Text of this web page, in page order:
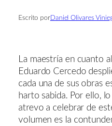
Escrito porDaniel Olivares
La maestría en cuanto
Eduardo Cercedo
cada una de sus obras
harto sabida. Por ello,
atrevo a celebrar de
volumen es la